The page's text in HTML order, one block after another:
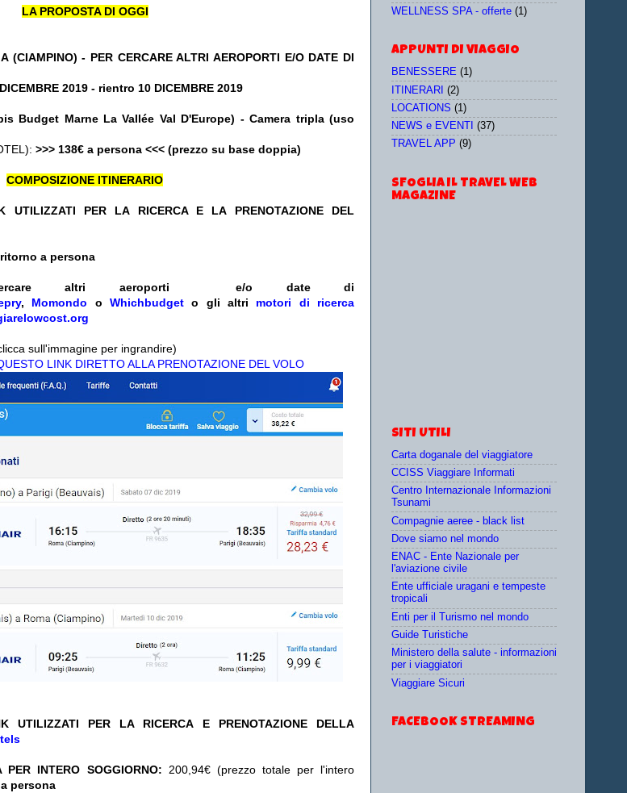
LA PROPOSTA DI OGGI
(CIAMPINO) - PER CERCARE ALTRI AEROPORTI E/O DATE DI
2019 - rientro 10 DICEMBRE 2019
Budget Marne La Vallée Val D'Europe) - Camera tripla (uso
>>> 138€ a persona <<< (prezzo su base doppia)
COMPOSIZIONE ITINERARIO
UTILIZZATI PER LA RICERCA E LA PRENOTAZIONE DEL
a persona
cercare altri aeroporti e/o date di
, Momondo oWhichbudget o gli altri motori di ricerca
sull'immagine per ingrandire)
LINK DIRETTO ALLA PRENOTAZIONE DEL VOLO
UTILIZZATI PER LA RICERCA E PRENOTAZIONE DELLA
PER INTERO SOGGIORNO: 200,94€ (prezzo totale per l'intero
persona
WELLNESS SPA - offerte (1)
APPUNTI DI VIAGGIO
BENESSERE (1)
ITINERARI (2)
LOCATIONS (1)
NEWS e EVENTI
(37)
TRAVEL APP (9)
SFOGLIA IL TRAVEL WEB
MAGAZINE
SITI UTILI
Carta doganale del viaggiatore
CCISS Viaggiare Informati
Centro Internazionale Informazioni
Tsunami
Compagnie aeree - black list
Dove siamo nel mondo
ENAC - Ente Nazionale per
l'aviazione civile
Ente ufficiale uragani e tempeste
tropicali
Enti per il Turismo nel mondo
Guide Turistiche
Ministero della salute - informazioni
per i viaggiatori
Viaggiare Sicuri
FACEBOOK STREAMING